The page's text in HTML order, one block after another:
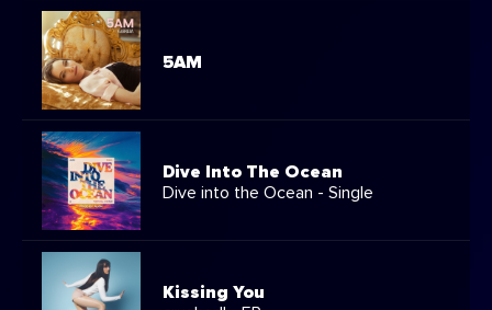
5AM
Dive Into The Ocean
Dive into the Ocean - Single
Kissing You